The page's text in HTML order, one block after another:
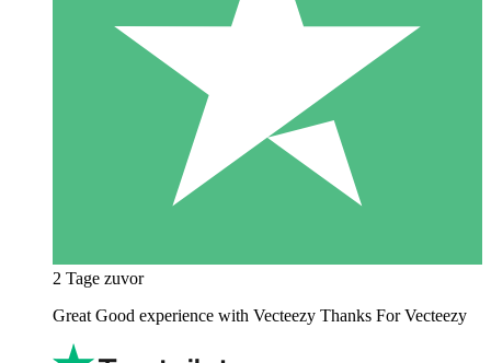
2 Tage zuvor
Great Good experience with Vecteezy Thanks For Vecteezy